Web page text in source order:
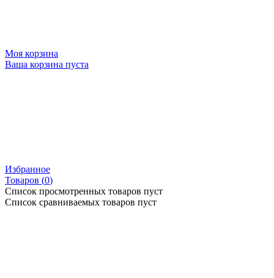
Моя корзина
Ваша корзина пуста
Избранное
Товаров (0)
Список просмотренных товаров пуст
Список сравниваемых товаров пуст